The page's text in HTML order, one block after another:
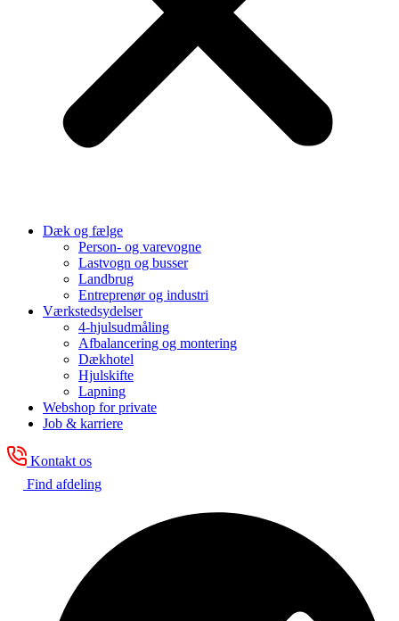
Dæk og fælge
Person- og varevogne
Lastvogn og busser
Landbrug
Entreprenør og industri
Værkstedsydelser
4-hjulsudmåling
Afbalancering og montering
Dækhotel
Hjulskifte
Lapning
Webshop for private
Job & karriere
Kontakt os
Find afdeling